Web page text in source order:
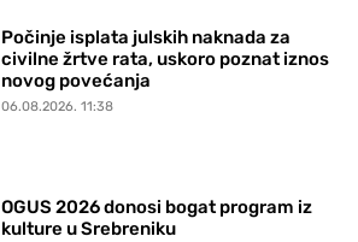
Počinje isplata julskih naknada za
civilne žrtve rata, uskoro poznat iznos
novog povećanja
06.08.2026. 11:38
OGUS 2026 donosi bogat program iz
kulture u Srebreniku